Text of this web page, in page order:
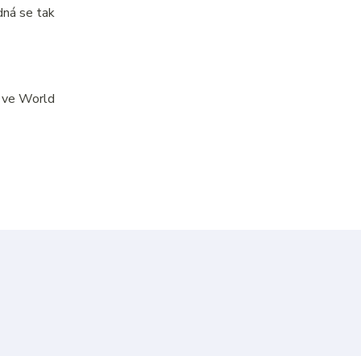
se tak
World